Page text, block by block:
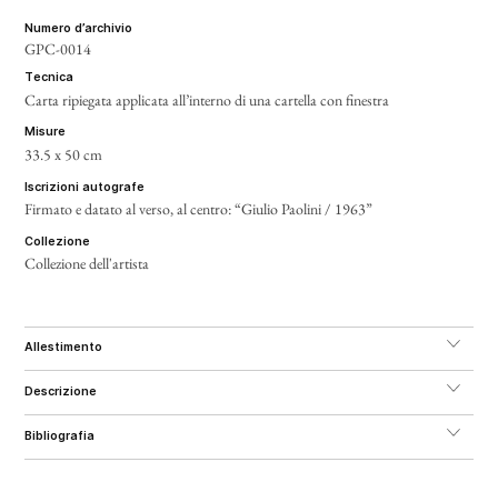
numero d’archivio
GPC-0014
tecnica
Carta ripiegata applicata all’interno di una cartella con finestra
misure
33.5 x 50 cm
iscrizioni autografe
Firmato e datato al verso, al centro: “Giulio Paolini / 1963”
collezione
Collezione dell'artista
allestimento
descrizione
bibliografia